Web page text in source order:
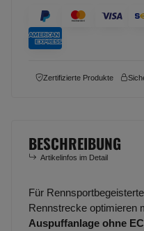
Zertifizierte Produkte
BESCHREIBUNG
Artikelinfos im Detail
Für
Rennstrecke optimieren
Auspuffanlage ohne